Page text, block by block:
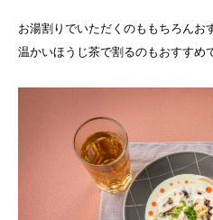
お湯割りでいただくのももちろんお
温かいほうじ茶で割るのもおすすめ